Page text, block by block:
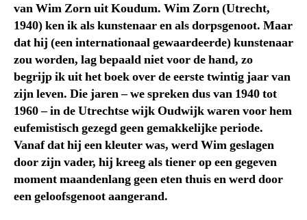
van Wim Zorn uit Koudum. Wim Zorn (Utrecht,
1940) ken ik als kunstenaar en als dorpsgenoot. Maar
dat hij (een internationaal gewaardeerde) kunstenaar
zou worden, lag bepaald niet voor de hand, zo
begrijp ik uit het boek over de eerste twintig jaar van
zijn leven. Die jaren – we spreken dus van 1940 tot
1960 – in de Utrechtse wijk Oudwijk waren voor hem
eufemistisch gezegd geen gemakkelijke periode.
Vanaf dat hij een kleuter was, werd Wim geslagen
door zijn vader, hij kreeg als tiener op een gegeven
moment maandenlang geen eten thuis en werd door
een geloofsgenoot aangerand.